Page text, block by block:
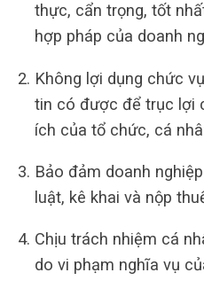
thực, cẩn trọng, tốt
hợp pháp của doanh
Không lợi dụng chức
tin có được để trục lợi
ích của tổ chức, cá
Bảo đảm doanh
luật, kê khai và nộp
Chịu trách nhiệm cá
do vi phạm nghĩa vụ